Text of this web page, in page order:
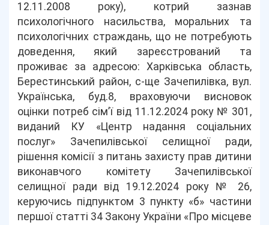
12.11.2008 року), котрий зазнав
психологічного насильства, моральних та
психологічних страждань, що не потребують
доведення, який зареєстрований та
проживає за адресою: Харківська область,
Берестинський район, с-ще Зачепилівка, вул.
Українська, буд.8, враховуючи висновок
оцінки потреб сім’ї від 11.12.2024 року № 301,
виданий КУ «Центр надання соціальних
послуг» Зачепилівської селищної ради,
рішення комісії з питань захисту прав дитини
виконавчого комітету Зачепилівської
селищної ради від 19.12.2024 року № 26,
керуючись підпунктом 3 пункту «б» частини
першої статті 34 Закону України «Про місцеве